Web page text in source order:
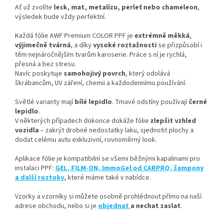
Ať už zvolíte lesk, mat, metalízu, perleť nebo chameleon,
výsledek bude vždy perfektní.
Každá fólie AWF Premium COLOR PPF je extrémně měkká,
výjimečně tvárná, a díkyvysoké roztažnosti se přizpůsobí i
těm nejnáročnějším tvarům karoserie. Práce s ní je rychlá,
přesná a bez stresu.
Navíc poskytuje samohojivý povrch, který odolává
škrábancům, UV záření, chemii a každodennímu používání.
Světlé varianty majíbílé lepidlo. Tmavé odstíny používajíčerné
lepidlo.
V některých případech dokonce dokáže fólie zlepšit vzhled
vozidla – zakrýt drobné nedostatky laku, sjednotit plochy a
dodat celému autu exkluzivní, rovnoměrný look.
Aplikace fólie je kompatibilní se všemi běžnými kapalinami pro
instalaci PPF: GEL, FILM-ON, ImmoGel od CARPRO, šampony
a další roztoky, které máme také v nabídce.
Vzorky a vzorníky si můžete osobně prohlédnout přímo na naší
adrese obchodu, nebo si je objednata nechat zaslat.